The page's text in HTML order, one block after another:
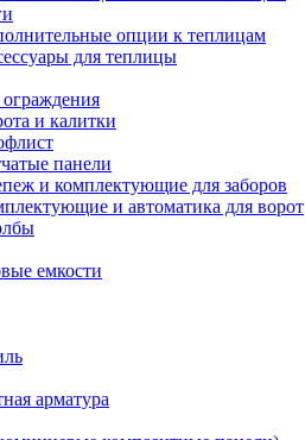
опции к теплицам
для теплицы
и калитки
панели
и комплектующие для заборов
и автоматика для ворот
емкости
арматура